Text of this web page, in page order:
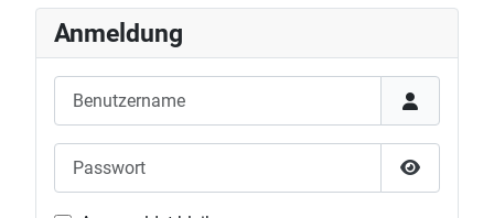
Anmeldung
Passwort